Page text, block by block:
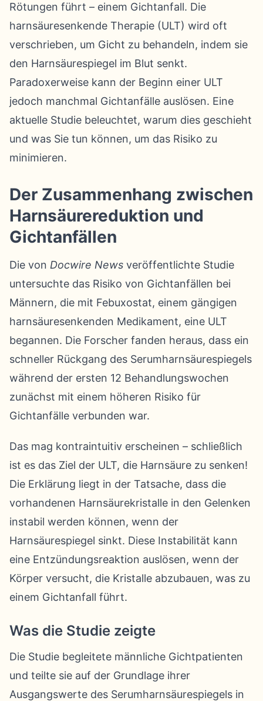
Rötungen führt – einem Gichtanfall. Die
harnsäuresenkende Therapie (ULT) wird oft
verschrieben, um Gicht zu behandeln, indem sie
den Harnsäurespiegel im Blut senkt.
Paradoxerweise kann der Beginn einer ULT
jedoch manchmal Gichtanfälle auslösen. Eine
aktuelle Studie beleuchtet, warum dies geschieht
und was Sie tun können, um das Risiko zu
minimieren.
Der Zusammenhang zwischen
Harnsäurereduktion und
Gichtanfällen
Die von Docwire News veröffentlichte Studie
untersuchte das Risiko von Gichtanfällen bei
Männern, die mit Febuxostat, einem gängigen
harnsäuresenkenden Medikament, eine ULT
begannen. Die Forscher fanden heraus, dass ein
schneller Rückgang des Serumharnsäurespiegels
während der ersten 12 Behandlungswochen
zunächst mit einem höheren Risiko für
Gichtanfälle verbunden war.
Das mag kontraintuitiv erscheinen – schließlich
ist es das Ziel der ULT, die Harnsäure zu senken!
Die Erklärung liegt in der Tatsache, dass die
vorhandenen Harnsäurekristalle in den Gelenken
instabil werden können, wenn der
Harnsäurespiegel sinkt. Diese Instabilität kann
eine Entzündungsreaktion auslösen, wenn der
Körper versucht, die Kristalle abzubauen, was zu
einem Gichtanfall führt.
Was die Studie zeigte
Die Studie begleitete männliche Gichtpatienten
und teilte sie auf der Grundlage ihrer
Ausgangswerte des Serumharnsäurespiegels in